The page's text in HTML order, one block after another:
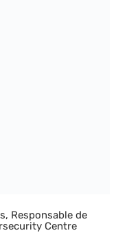
Responsable de
Centre